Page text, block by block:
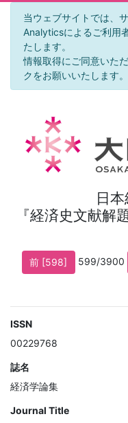
当ウェブサイトでは、
Analyticsによるご利用
たします。
情報取得にご同意いた
クをお願いいたします。
日
『経済史文献解
前 [598] 599/3900
ISSN
00229768
誌名
経済学論集
Journal Title